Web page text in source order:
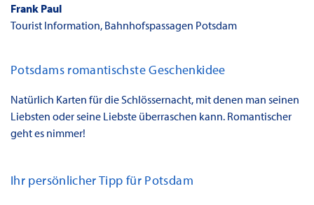
Frank Paul
Tourist Information, Bahnhofspassagen Potsdam
Potsdams romantischste Geschenkidee
Natürlich Karten für die Schlössernacht, mit denen man seinen
Liebsten oder seine Liebste überraschen kann. Romantischer
geht es nimmer!
Ihr persönlicher Tipp für Potsdam